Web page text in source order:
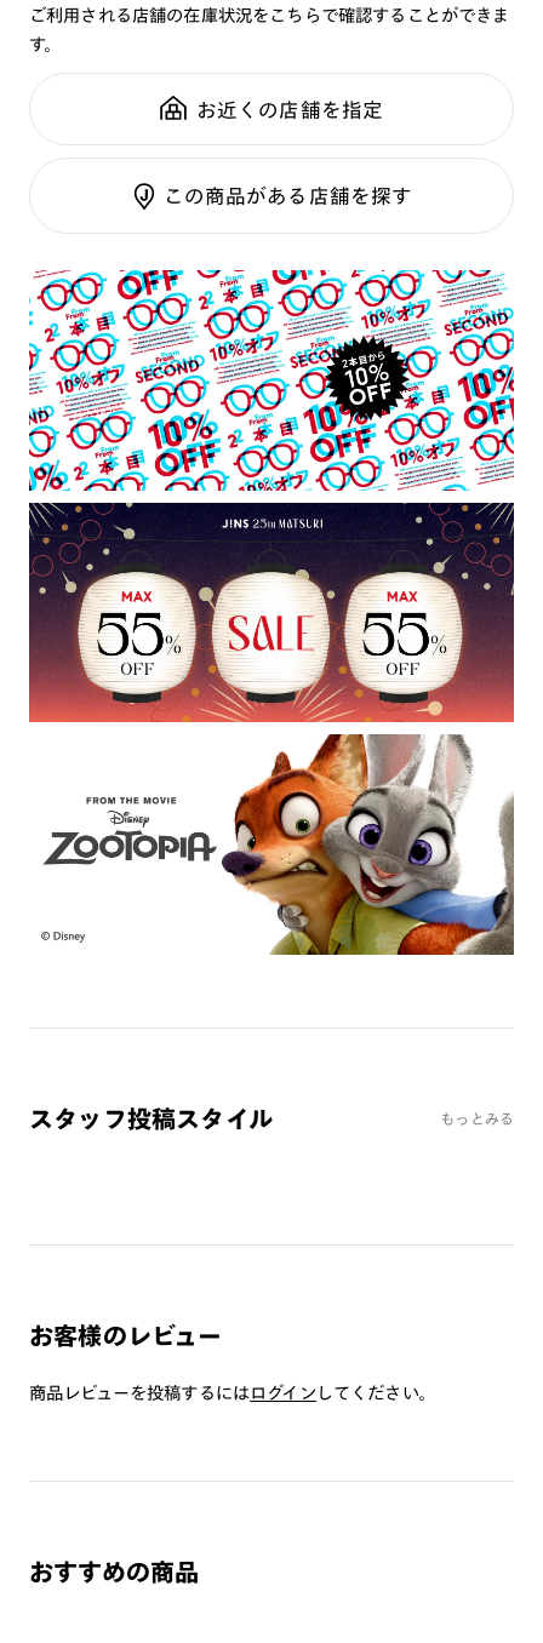
性別：
鼻パッド： クリングスタイプ
フレーム素材：
フロント：樹脂
テンプル：樹脂
可視光調光UVダブルカットレンズ
可視光調光SCREEN
調光レンズ
調光UVダブルカット
調光SCREEN
くもり止めレンズ
カラーレンズ：ダークカラー
カラーレンズ：ライトカラー
カラーレンズ：トレンドカラー
コンシーラーカラー
コンシーラーカラーUVダブルカット
チークカラー
偏光レンズ
アクティブレンズ
UVダブルカットレンズ
JINS VIOLET+
ミラーレンズ
※オンラインショップで作成可能なレンズはショッピングカート内で表示され
るレンズに限ります。それ以外の対応レンズについてはJINS実店舗でお取り扱
いしております。
※注文時に【度つき】→【レンズ交換券を発行】をお選びのうえ、店頭にてオ
プションレンズ代金をお支払いください。（※一部レンズ交換不可の商品を
※お選び頂くフレームや度数によっては作成できない場合がございます。
※RIM限定の記載があるカラーレンズは商品名に＜R!M＞の記載があるフレー
ムのみの対応となります。
※詳しくは レンズガイド をご確認ください。
よくある質問
つき対応可能です。
1. カート画面内「レンズ選択へ」ボタンより「度つきレン
2. 遠近レンズより「遠近両用」を選択のうえ、購入手続き
をご参照ください。
全国の店舗で無料フィッティング
修理のご相談もいつでもお気軽に
ご利用ガイド
ご利用される店舗の在庫状況をこちらで確認することができま
す。
お近くの店舗を指定
この商品がある店舗を探す
スタッフ投稿スタイル もっとみる
お客様のレビュー
商品レビューを投稿するには ログイン してください。
おすすめの商品